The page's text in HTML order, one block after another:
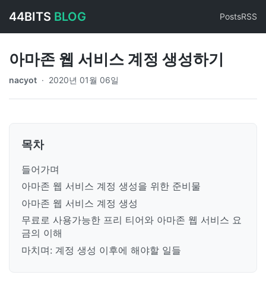
44BITS BLOG PostsRSS
아마존 웹 서비스 계정 생성하기
nacyot · 2020년 01월 06일
목차
들어가며
아마존 웹 서비스 계정 생성을 위한 준비물
아마존 웹 서비스 계정 생성
무료로 사용가능한 프리 티어와 아마존 웹 서비스 요
금의 이해
마치며: 계정 생성 이후에 해야할 일들